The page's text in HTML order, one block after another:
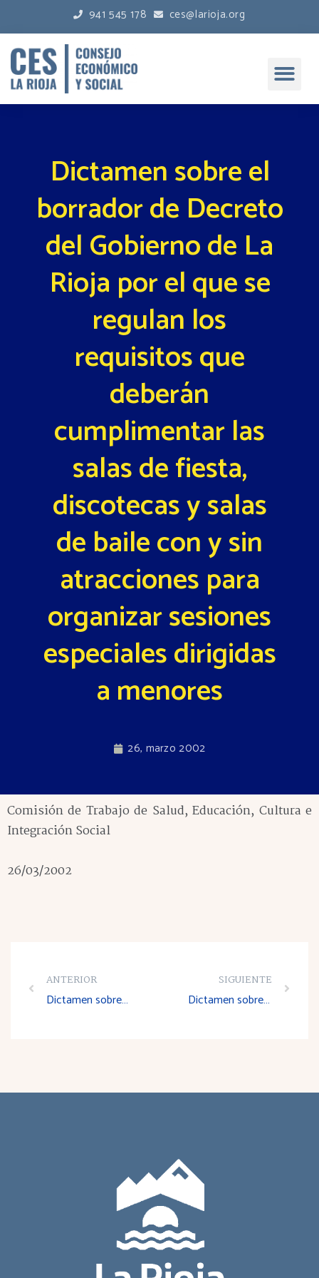
941 545 178 ces@larioja.org
Dictamen sobre el
borrador de Decreto
del Gobierno de La
Rioja por el que se
regulan los
requisitos que
deberán
cumplimentar las
salas de fiesta,
discotecas y salas
de baile con y sin
atracciones para
organizar sesiones
especiales dirigidas
a menores
26, marzo 2002
Comisión de Trabajo de Salud, Educación, Cultura e
Integración Social
26/03/2002
ANTERIOR
Dictamen sobre el Anteproyecto de Ley de salud
SIGUIENTE
Dictamen sobre el Proyecto de Decreto por el que se fijan los procedimientos reguladores de las autorizaciones administrativas para la explotación de videojuegos o programas informáticos en ordenadores personales